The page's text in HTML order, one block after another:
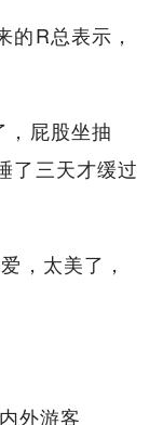
的R总表示，
屁股坐抽
了三天才缓过
，太美了，
外游客